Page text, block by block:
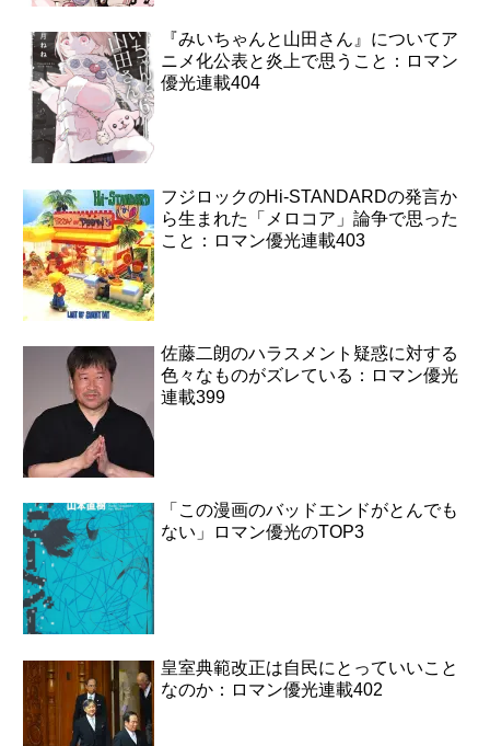
『みいちゃんと山田さん』についてア
ニメ化公表と炎上で思うこと：ロマン
優光連載404
フジロックのHi-STANDARDの発言か
ら生まれた「メロコア」論争で思った
こと：ロマン優光連載403
佐藤二朗のハラスメント疑惑に対する
色々なものがズレている：ロマン優光
連載399
「この漫画のバッドエンドがとんでも
ない」ロマン優光のTOP3
皇室典範改正は自民にとっていいこと
なのか：ロマン優光連載402